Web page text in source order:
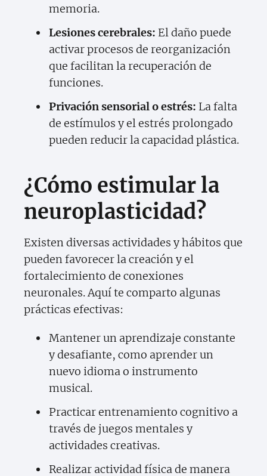
memoria.
Lesiones cerebrales: El daño puede
activar procesos de reorganización
que facilitan la recuperación de
funciones.
Privación sensorial o estrés: La falta
de estímulos y el estrés prolongado
pueden reducir la capacidad plástica.
¿Cómo estimular la
neuroplasticidad?
Existen diversas actividades y hábitos que
pueden favorecer la creación y el
fortalecimiento de conexiones
neuronales. Aquí te comparto algunas
prácticas efectivas:
Mantener un aprendizaje constante
y desafiante, como aprender un
nuevo idioma o instrumento
musical.
Practicar entrenamiento cognitivo a
través de juegos mentales y
actividades creativas.
Realizar actividad física de manera